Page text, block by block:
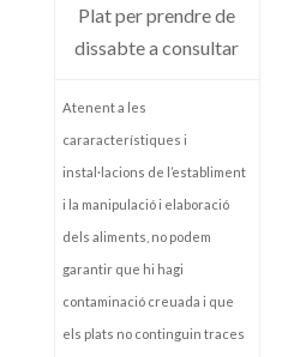
Plat per prendre de
dissabte a consultar
Atenent a les
cararacterístiques i
instal·lacions de l’establiment
i la manipulació i elaboració
dels aliments, no podem
garantir que hi hagi
contaminació creuada i que
els plats no continguin traces